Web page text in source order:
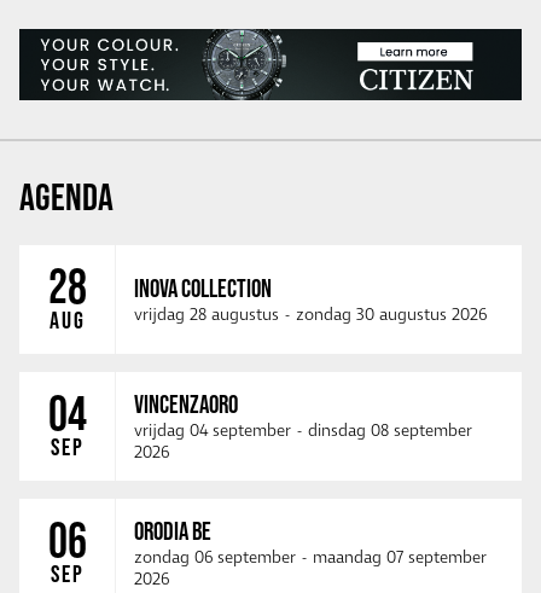
AGENDA
28
AUG
INOVA COLLECTION
vrijdag 28 augustus - zondag 30 augustus 2026
04
SEP
VINCENZAORO
vrijdag 04 september - dinsdag 08 september
2026
06
SEP
ORODIA BE
zondag 06 september - maandag 07 september
2026